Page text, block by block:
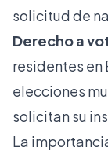
solicitud de
Derecho a
residentes en
elecciones
solicitan su
La